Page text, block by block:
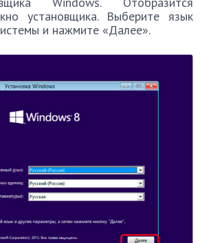
установщика. Выберите язык
и нажмите «Далее».